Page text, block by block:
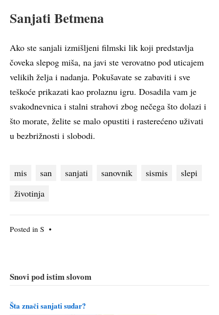
Sanjati Betmena
Ako ste sanjali izmišljeni filmski lik koji predstavlja
čoveka slepog miša, na javi ste verovatno pod uticajem
velikih želja i nadanja. Pokušavate se zabaviti i sve
teškoće prikazati kao prolaznu igru. Dosadila vam je
svakodnevnica i stalni strahovi zbog nečega što dolazi i
što morate, želite se malo opustiti i rasterećeno uživati
u bezbrižnosti i slobodi.
mis san sanjati sanovnik sismis
slepi
životinja
Posted in S •
Snovi pod istim slovom
Šta znači sanjati sudar?